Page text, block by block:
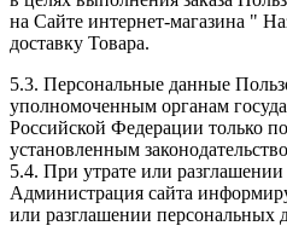
на Сайте интернет-магазина "
доставку Товара.
5.3. Персональные данные
уполномоченным органам
Российской Федерации только
установленным
5.4. При утрате или
Администрация сайта
или разглашении персональных